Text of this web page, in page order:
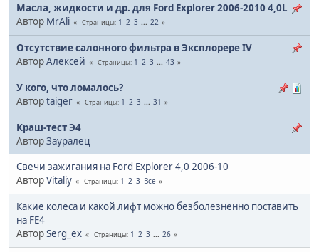
Масла, жидкости и др. для Ford Explorer 2006-2010 4,0L
Автор MrAli Страницы 1 2 3 ... 22
Отсутствие салонного фильтра в Эксплорере IV
АвторАлексей Страницы 1 2 3 ... 43
У кого, что ломалось?
Авторtaiger Страницы 1 2 3 ... 31
Краш-тест Э4
АвторЗауралец
Свечи зажигания на Ford Explorer 4,0 2006-10
АвторVitaliy Страницы 1 2 3 Все
Какие колеса и какой лифт можно безболезненно поставить
на FE4
АвторSerg_ex Страницы 1 2 3 ... 26